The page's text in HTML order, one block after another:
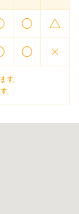
○ △
○ ×
す。
。